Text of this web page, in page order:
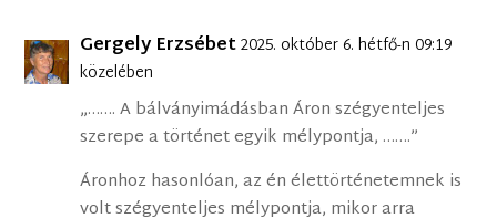
Gergely Erzsébet2025. október 6. hétfő-n 09:19
közelében
„……. A bálványimádásban Áron szégyenteljes
szerepe a történet egyik mélypontja, …….”
Áronhoz hasonlóan, az én élettörténetemnek is
volt szégyenteljes mélypontja, mikor arra